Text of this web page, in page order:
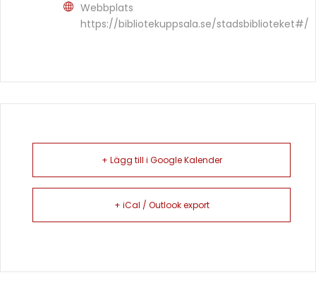
Webbplats
https://bibliotekuppsala.se/stadsbiblioteket#/
+ Lägg till i Google Kalender
+ iCal / Outlook export